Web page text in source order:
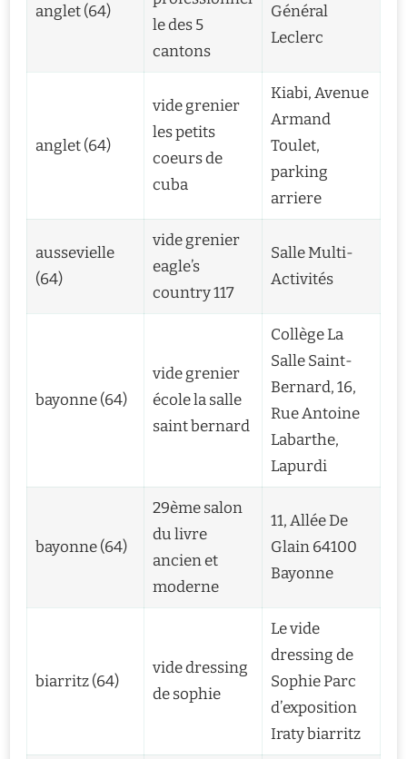
anglet (64)
le des 5
cantons
Général
Leclerc
anglet (64)
vide grenier
les petits
coeurs de
cuba
Kiabi, Avenue
Armand
Toulet,
parking
arriere
aussevielle
(64)
vide grenier
eagle’s
country 117
Salle Multi-
Activités
bayonne (64)
vide grenier
école la salle
saint bernard
Collège La
Salle Saint-
Bernard, 16,
Rue Antoine
Labarthe,
Lapurdi
bayonne (64)
29ème salon
du livre
ancien et
moderne
11, Allée De
Glain 64100
Bayonne
biarritz (64)
vide dressing
de sophie
Le vide
dressing de
Sophie Parc
d’exposition
Iraty biarritz